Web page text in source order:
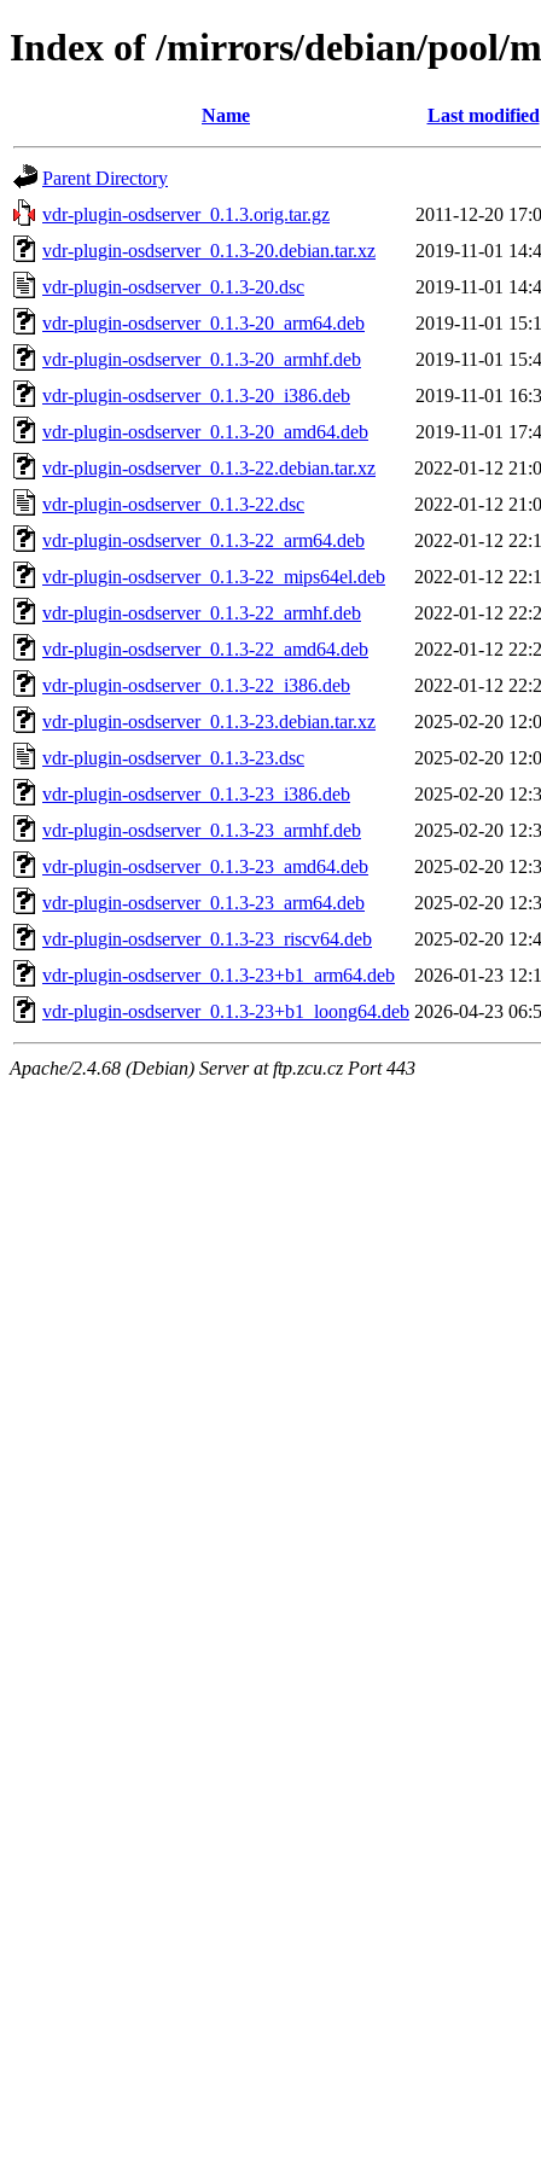
Index of /mirrors/debian/pool/
Name Last modified
Parent Directory
vdr-plugin-osdserver_0.1.3.orig.tar.gz
2011-12-20
vdr-plugin-osdserver_0.1.3-20.debian.tar.xz
2019-11-01
vdr-plugin-osdserver_0.1.3-20.dsc
2019-11-01
vdr-plugin-osdserver_0.1.3-20_arm64.deb
2019-11-01
vdr-plugin-osdserver_0.1.3-20_armhf.deb
2019-11-01
vdr-plugin-osdserver_0.1.3-20_i386.deb
2019-11-01
vdr-plugin-osdserver_0.1.3-20_amd64.deb
2019-11-01
vdr-plugin-osdserver_0.1.3-22.debian.tar.xz
2022-01-12
vdr-plugin-osdserver_0.1.3-22.dsc
2022-01-12
vdr-plugin-osdserver_0.1.3-22_arm64.deb
2022-01-12
vdr-plugin-osdserver_0.1.3-22_mips64el.deb
2022-01-12
vdr-plugin-osdserver_0.1.3-22_armhf.deb
2022-01-12
vdr-plugin-osdserver_0.1.3-22_amd64.deb
2022-01-12
vdr-plugin-osdserver_0.1.3-22_i386.deb
2022-01-12
vdr-plugin-osdserver_0.1.3-23.debian.tar.xz
2025-02-20
vdr-plugin-osdserver_0.1.3-23.dsc
2025-02-20
vdr-plugin-osdserver_0.1.3-23_i386.deb
2025-02-20
vdr-plugin-osdserver_0.1.3-23_armhf.deb
2025-02-20
vdr-plugin-osdserver_0.1.3-23_amd64.deb
2025-02-20
vdr-plugin-osdserver_0.1.3-23_arm64.deb
2025-02-20
vdr-plugin-osdserver_0.1.3-23_riscv64.deb
2025-02-20
vdr-plugin-osdserver_0.1.3-23+b1_arm64.deb
2026-01-23
vdr-plugin-osdserver_0.1.3-23+b1_loong64.deb 2026-04-23
Apache/2.4.68 (Debian) Server at ftp.zcu.cz Port 443